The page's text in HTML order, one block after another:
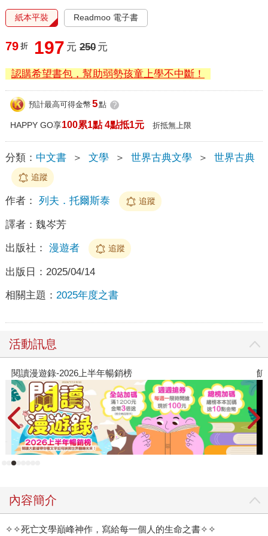
紙本平裝 Readmoo 電子書
79 折 197 元 250 元
認購希望書包，幫助弱勢孩童上學不中斷！
預計最高可得金幣 5點 ?
HAPPY GO享100累1點 4點抵1元 折抵無上限
分類： 中文書 ＞ 文學 ＞ 世界古典文學 ＞ 世界古典
追蹤
作者： 列夫．托爾斯泰 追蹤
譯者： 魏岑芳
出版社： 漫遊者 追蹤
出版日： 2025/04/14
相關主題： 2025年度之書
活動訊息
閱讀漫遊錄-2026上半年暢銷榜 飢
內容簡介
✧✧死亡文學巔峰神作，寫給每一個人的生命之書✧✧